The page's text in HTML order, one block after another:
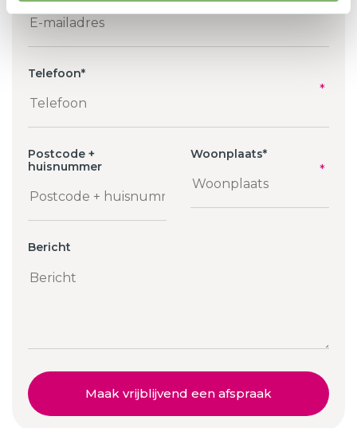
Telefoon*
Postcode +
huisnummer
Woonplaats*
Bericht
Maak vrijblijvend een afspraak